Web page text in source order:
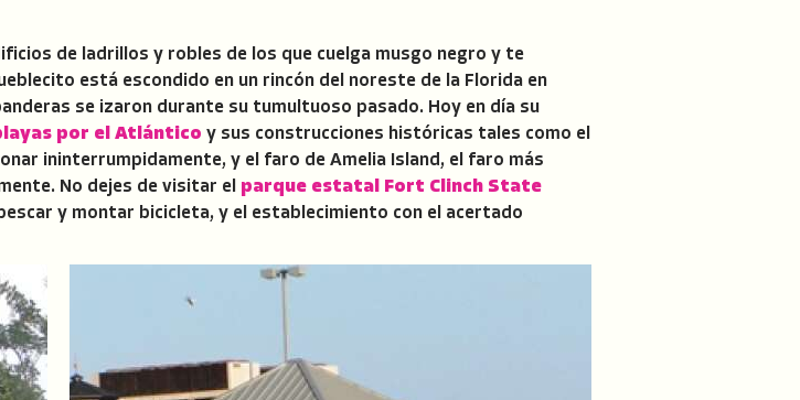
de ladrillos y robles de los que cuelga musgo negro y te
está escondido en un rincón del noreste de la Florida en
se izaron durante su tumultuoso pasado. Hoy en día su
por el Atlántico y sus construcciones históricas tales como el
ininterrumpidamente, y el faro de Amelia Island, el faro más
No dejes de visitar el parque estatal Fort Clinch State
y montar bicicleta, y el establecimiento con el acertado